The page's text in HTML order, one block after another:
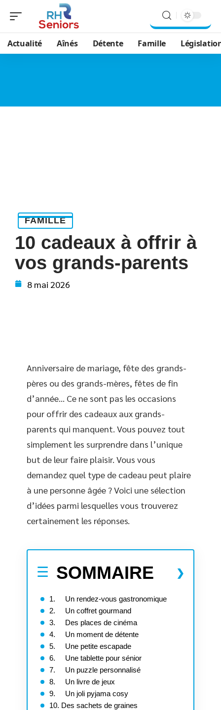
Actualité Aînés Détente Famille
FAMILLE
10 cadeaux à offrir à
vos grands-parents
8 mai 2026
Anniversaire de mariage, fête des grands-
pères ou des grands-mères, fêtes de fin
d’année… Ce ne sont pas les occasions
pour offrir des cadeaux aux grands-
parents qui manquent. Vous pouvez tout
simplement les surprendre dans l’unique
but de leur faire plaisir. Vous vous
demandez quel type de cadeau peut plaire
à une personne âgée ? Voici une sélection
d’idées parmi lesquelles vous trouverez
certainement les réponses.
SOMMAIRE
1. Un rendez-vous gastronomique
2. Un coffret gourmand
3. Des places de cinéma
4. Un moment de détente
5. Une petite escapade
6. Une tablette pour sénior
7. Un puzzle personnalisé
8. Un livre de jeux
9. Un joli pyjama cosy
10. Des sachets de graines